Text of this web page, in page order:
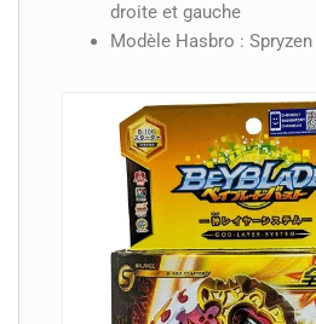
droite et gauche
Modèle Hasbro :